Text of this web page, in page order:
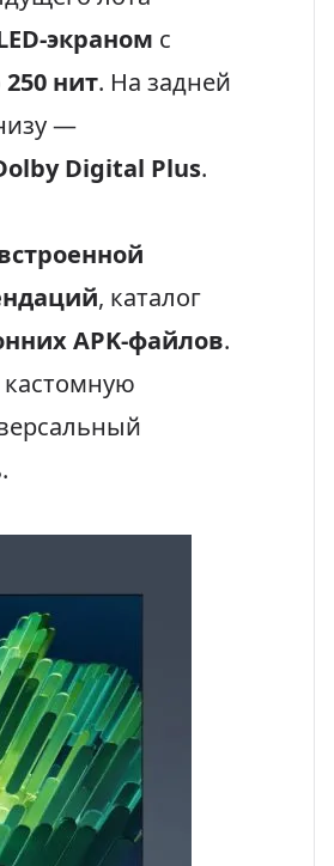
экраном с
250 нит. На задней
—
Digital Plus.
, каталог
APK-файлов.